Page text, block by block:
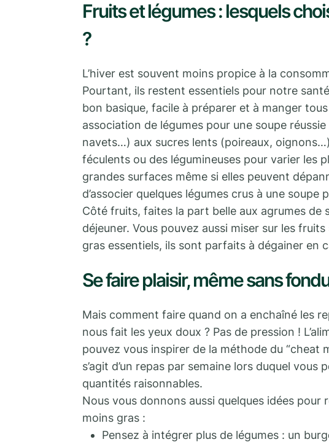
Fruits et légumes : lesquels
?
L’hiver est souvent moins propice à la
Pourtant, ils restent essentiels pour notre
bon basique, facile à préparer et à manger
association de légumes pour une soupe
navets…) aux sucres lents (poireaux,
féculents ou des légumineuses pour varier les
grandes surfaces même si elles peuvent
d’associer quelques légumes crus à une
Côté fruits, faites la part belle aux agrumes de
déjeuner. Vous pouvez aussi miser sur les
gras essentiels, ils sont parfaits à dégainer en
Se faire plaisir, même sans
Mais comment faire quand on a enchaîné les
nous fait les yeux doux ? Pas de pression !
pouvez vous inspirer de la méthode du “cheat
s’agit d’un repas par semaine lors duquel
quantités raisonnables.
Nous vous donnons aussi quelques idées
moins gras :
Pensez à intégrer plus de légumes : un